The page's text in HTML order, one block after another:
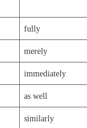
fully
merely
immediately
as well
similarly